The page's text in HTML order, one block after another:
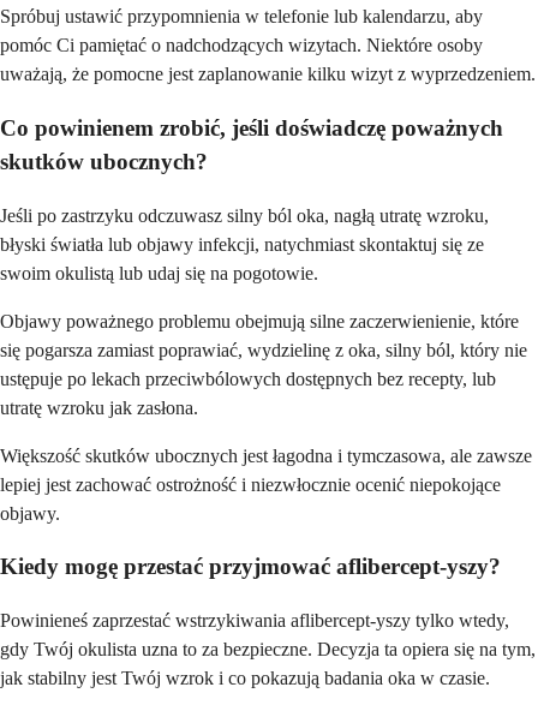
Spróbuj ustawić przypomnienia w telefonie lub kalendarzu, aby
pomóc Ci pamiętać o nadchodzących wizytach. Niektóre osoby
uważają, że pomocne jest zaplanowanie kilku wizyt z wyprzedzeniem.
Co powinienem zrobić, jeśli doświadczę poważnych
skutków ubocznych?
Jeśli po zastrzyku odczuwasz silny ból oka, nagłą utratę wzroku,
błyski światła lub objawy infekcji, natychmiast skontaktuj się ze
swoim okulistą lub udaj się na pogotowie.
Objawy poważnego problemu obejmują silne zaczerwienienie, które
się pogarsza zamiast poprawiać, wydzielinę z oka, silny ból, który nie
ustępuje po lekach przeciwbólowych dostępnych bez recepty, lub
utratę wzroku jak zasłona.
Większość skutków ubocznych jest łagodna i tymczasowa, ale zawsze
lepiej jest zachować ostrożność i niezwłocznie ocenić niepokojące
objawy.
Kiedy mogę przestać przyjmować aflibercept-yszy?
Powinieneś zaprzestać wstrzykiwania aflibercept-yszy tylko wtedy,
gdy Twój okulista uzna to za bezpieczne. Decyzja ta opiera się na tym,
jak stabilny jest Twój wzrok i co pokazują badania oka w czasie.